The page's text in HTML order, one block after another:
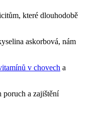
které dlouhodobě
askorbová, nám
v chovech a
poruch a zajištění